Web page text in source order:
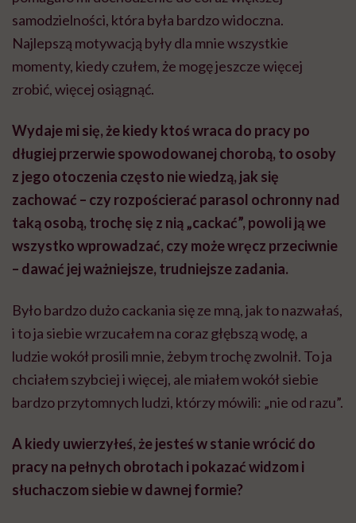
samodzielności, która była bardzo widoczna.
Najlepszą motywacją były dla mnie wszystkie
momenty, kiedy czułem, że mogę jeszcze więcej
zrobić, więcej osiągnąć.
Wydaje mi się, że kiedy ktoś wraca do pracy po
długiej przerwie spowodowanej chorobą, to osoby
z jego otoczenia często nie wiedzą, jak się
zachować – czy rozpościerać parasol ochronny nad
taką osobą, trochę się z nią „cackać”, powoli ją we
wszystko wprowadzać, czy może wręcz przeciwnie
– dawać jej ważniejsze, trudniejsze zadania.
Było bardzo dużo cackania się ze mną, jak to nazwałaś,
i to ja siebie wrzucałem na coraz głębszą wodę, a
ludzie wokół prosili mnie, żebym trochę zwolnił. To ja
chciałem szybciej i więcej, ale miałem wokół siebie
bardzo przytomnych ludzi, którzy mówili: „nie od razu”.
A kiedy uwierzyłeś, że jesteś w stanie wrócić do
pracy na pełnych obrotach i pokazać widzom i
słuchaczom siebie w dawnej formie?